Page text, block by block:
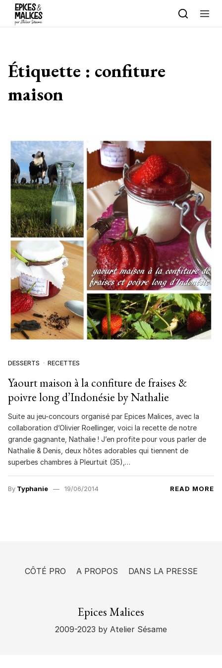
Skip to content
Étiquette : confiture
maison
DESSERTS RECETTES
Yaourt maison à la confiture de fraises &
poivre long d’Indonésie by Nathalie
Suite au jeu-concours organisé par Epices Malices, avec la
collaboration d’Olivier Roellinger, voici la recette de notre
grande gagnante, Nathalie ! J’en profite pour vous parler de
Nathalie & Denis, deux hôtes adorables qui tiennent de
superbes chambres à Pleurtuit (35),…
By Typhanie 19/06/2014 READ MORE
CÔTÉ PRO A PROPOS DANS LA PRESSE
Epices Malices
2009-2023 by Atelier Sésame